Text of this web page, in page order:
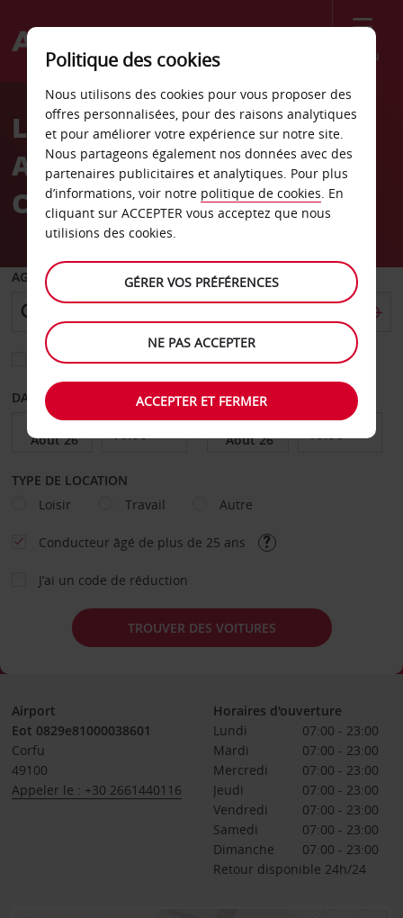
Menu
Welcome
AvisLocation de voiture
Aéroport international de
Corfou
AGENCE DE DÉPART
Sélectionnez une autre agence de retour
DATE DE DÉPART DATE DE RETOUR
TYPE DE LOCATION
Loisir
Travail Autre
Conducteur âgé de plus de 25 ans
J’ai un code de réduction
TROUVER DES VOITURES
Airport
Eot 0829e81000038601
Corfu
49100
Appeler le : +30 2661440116
Horaires d'ouverture
Lundi
07:00 - 23:00
Mardi
07:00 - 23:00
Mercredi
07:00 - 23:00
Jeudi
07:00 - 23:00
Vendredi
07:00 - 23:00
Samedi
07:00 - 23:00
Dimanche
07:00 - 23:00
Retour disponible 24h/24
Politique des cookies
Nous utilisons des cookies pour vous proposer des
offres personnalisées, pour des raisons analytiques
et pour améliorer votre expérience sur notre site.
Nous partageons également nos données avec des
partenaires publicitaires et analytiques. Pour plus
d’informations, voir notre politique de cookies. En
cliquant sur ACCEPTER vous acceptez que nous
utilisions des cookies.
GÉRER VOS PRÉFÉRENCES
NE PAS ACCEPTER
ACCEPTER ET FERMER